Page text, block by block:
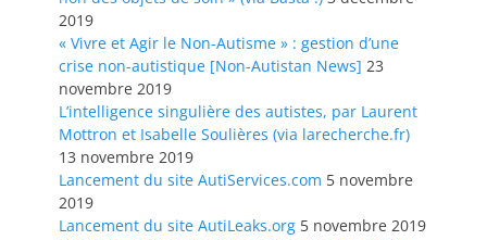
2019
« Vivre et Agir le Non-Autisme » : gestion d’une
crise non-autistique [Non-Autistan News] 23
novembre 2019
L’intelligence singulière des autistes, par Laurent
Mottron et Isabelle Soulières (via larecherche.fr)
13 novembre 2019
Lancement du site AutiServices.com 5 novembre
2019
Lancement du site AutiLeaks.org 5 novembre 2019